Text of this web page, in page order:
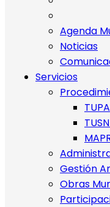
Agenda
Noticias
Servicios
TUPA
Gestión
Obras